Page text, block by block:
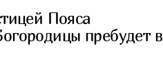
Пояса
пребудет в